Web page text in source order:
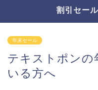
割引セー
年末セール
テキストポンの
いる方へ